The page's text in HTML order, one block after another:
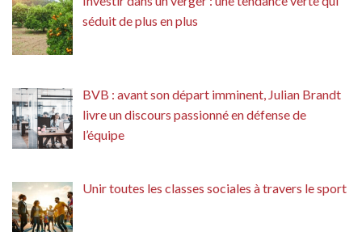
séduit de plus en plus
BVB : avant son départ imminent, Julian Brandt
livre un discours passionné en défense de
l’équipe
Unir toutes les classes sociales à travers le sport